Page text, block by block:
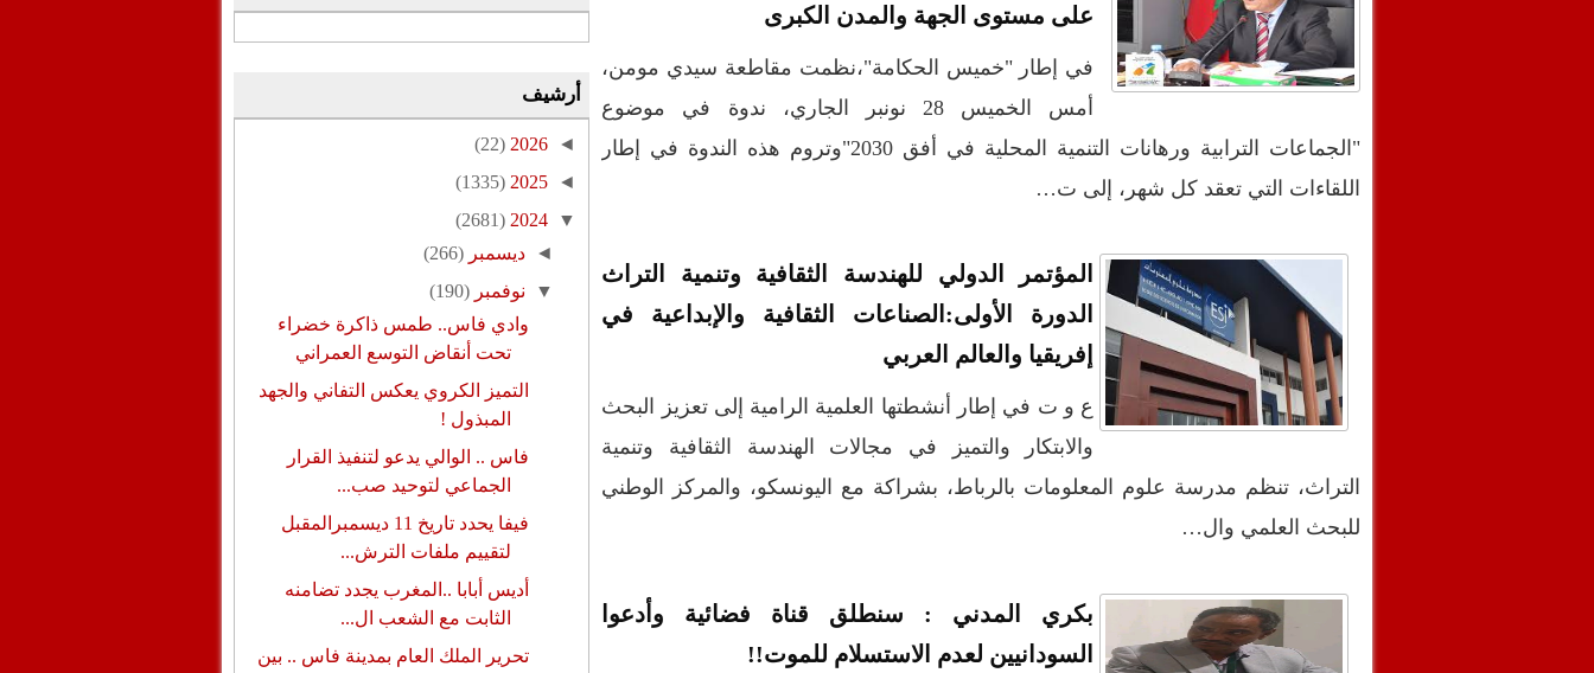
على مستوى الجهة والمدن الكبرى
في إطار "خميس الحكامة"،نظمت مقاطعة سيدي مومن،
أمس الخميس 28 نونبر الجاري، ندوة في موضوع
"الجماعات الترابية ورهانات التنمية المحلية في أفق 2030"وتروم هذه الندوة في إطار
اللقاءات التي تعقد كل شهر، إلى ت…
المؤتمر الدولي للهندسة الثقافية وتنمية التراث
الدورة الأولى:الصناعات الثقافية والإبداعية في
إفريقيا والعالم العربي
ع و ت في إطار أنشطتها العلمية الرامية إلى تعزيز البحث
والابتكار والتميز في مجالات الهندسة الثقافية وتنمية
التراث، تنظم مدرسة علوم المعلومات بالرباط، بشراكة مع اليونسكو، والمركز الوطني
للبحث العلمي وال…
بكري المدني : سنطلق قناة فضائية وأدعوا
السودانيين لعدم الاستسلام للموت!!
أرشيف
◄
2026
(22)
◄
2025
(1335)
▼
2024
(2681)
◄ديسمبر(266)
▼ نوفمبر(190)
وادي فاس.. طمس ذاكرة خضراء
تحت أنقاض التوسع العمراني
التميز الكروي يعكس التفاني والجهد
المبذول !
فاس .. الوالي يدعو لتنفيذ القرار
الجماعي لتوحيد صب...
فيفا يحدد تاريخ 11 ديسمبرالمقبل
لتقييم ملفات الترش...
أديس أبابا ..المغرب يجدد تضامنه
الثابت مع الشعب ال...
تحرير الملك العام بمدينة فاس .. بين